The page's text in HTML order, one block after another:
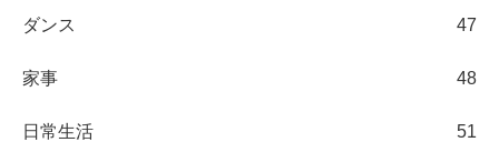
ダンス 47
家事 48
日常生活 51